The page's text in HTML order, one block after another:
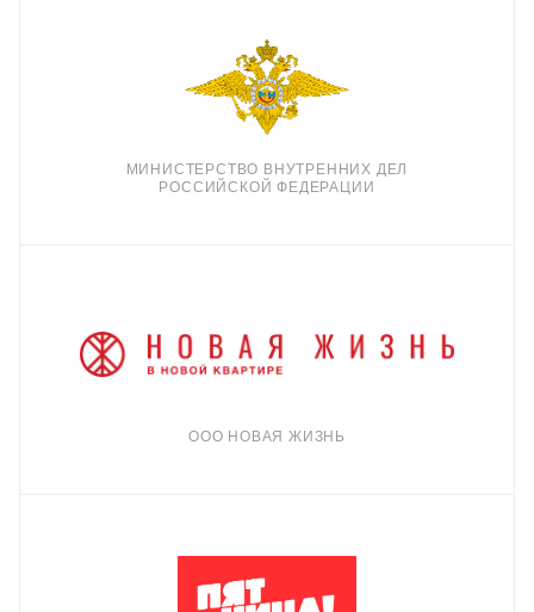
МИНИСТЕРСТВО ВНУТРЕННИХ ДЕЛ
РОССИЙСКОЙ ФЕДЕРАЦИИ
ООО НОВАЯ ЖИЗНЬ